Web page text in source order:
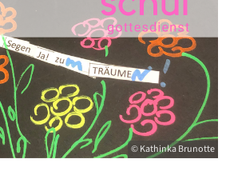
© Kathinka Brunotte